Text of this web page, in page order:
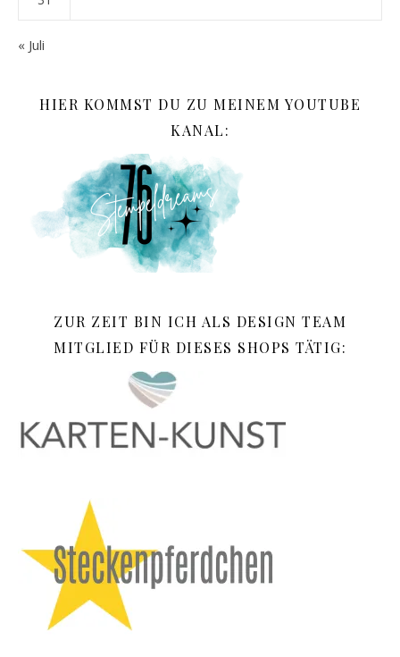
« Juli
HIER KOMMST DU ZU MEINEM YOUTUBE
KANAL:
ZUR ZEIT BIN ICH ALS DESIGN TEAM
MITGLIED FÜR DIESES SHOPS TÄTIG: